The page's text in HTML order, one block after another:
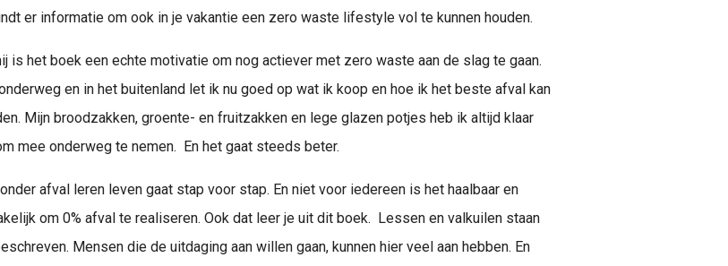
er informatie om ook in je vakantie een zero waste lifestyle vol te kunnen houden.
is het boek een echte motivatie om nog actiever met zero waste aan de slag te gaan.
en in het buitenland let ik nu goed op wat ik koop en hoe ik het beste afval kan
Mijn broodzakken, groente- en fruitzakken en lege glazen potjes heb ik altijd klaar
mee onderweg te nemen. En het gaat steeds beter.
afval leren leven gaat stap voor stap. En niet voor iedereen is het haalbaar en
om 0% afval te realiseren. Ook dat leer je uit dit boek. Lessen en valkuilen staan
Mensen die de uitdaging aan willen gaan, kunnen hier veel aan hebben. En